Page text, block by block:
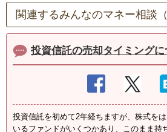
関連するみんなのマネー相談
投資信託の売却タイミングに
投資信託を初めて2年経ちますが、株式を
いるファンドがいくつかあり、このまま持